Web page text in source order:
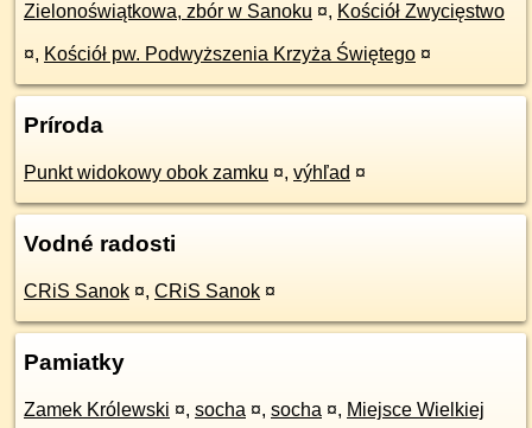
Zielonoświątkowa, zbór w Sanoku ¤, Kościół Zwycięstwo
¤, Kościół pw. Podwyższenia Krzyża Świętego ¤
Príroda
Punkt widokowy obok zamku ¤, výhľad ¤
Vodné radosti
CRiS Sanok ¤, CRiS Sanok ¤
Pamiatky
Zamek Królewski ¤, socha ¤, socha ¤, Miejsce Wielkiej